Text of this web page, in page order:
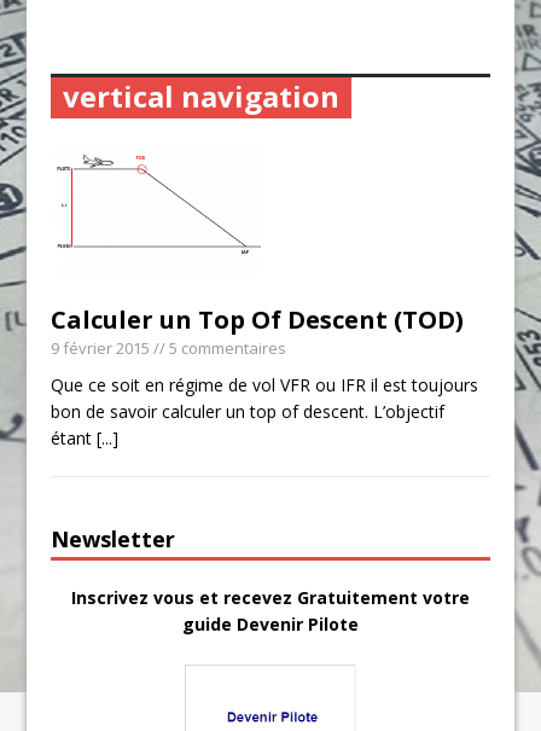
vertical navigation
Calculer un Top Of Descent (TOD)
9 février 2015 // 5 commentaires
Que ce soit en régime de vol VFR ou IFR il est toujours
bon de savoir calculer un top of descent. L’objectif
étant[...]
Newsletter
Inscrivez vous et recevez Gratuitement votre
guide Devenir Pilote